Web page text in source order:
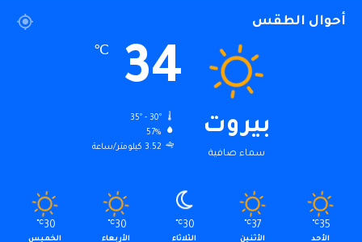
أحوال الطقس
بيروت
سماء صافية
34
℃
35º - 30º
57%
3.52 كيلومتر/ساعة
35
℃
الأحد
37
℃
الأثنين
30
℃
الثلاثاء
30
℃
الأربعاء
30
℃
الخميس